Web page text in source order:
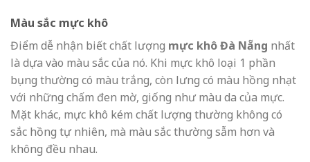
Màu sắc mực khô
Điểm dễ nhận biết chất lượng mực khô Đà Nẵng nhất
là dựa vào màu sắc của nó. Khi mực khô loại 1 phần
bụng thường có màu trắng, còn lưng có màu hồng nhạt
với những chấm đen mờ, giống như màu da của mực.
Mặt khác, mực khô kém chất lượng thường không có
sắc hồng tự nhiên, mà màu sắc thường sẫm hơn và
không đều nhau.